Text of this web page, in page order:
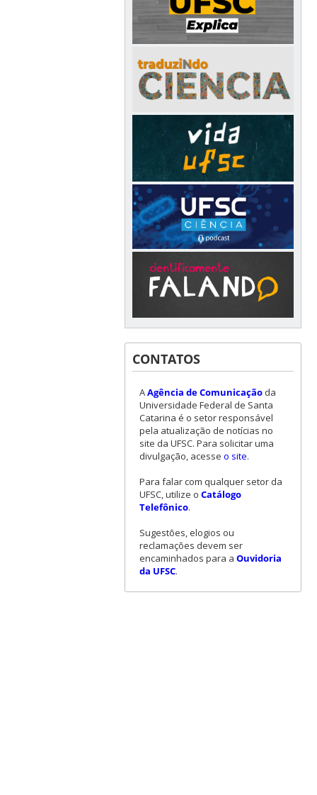
CONTATOS
AAgência de Comunicaçãoda
Universidade Federal de Santa
Catarina é o setor responsável
pela atualização de notícias no
site da UFSC. Para solicitar uma
divulgação, acesse o site.
Para falar com qualquer setor da
UFSC, utilize o Catálogo
Telefônico.
Sugestões, elogios ou
reclamações devem ser
encaminhados para a Ouvidoria
da UFSC.